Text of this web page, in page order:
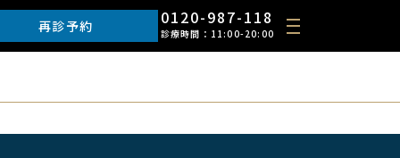
再診予約 0120-987-118
診療時間：11:00-20:00